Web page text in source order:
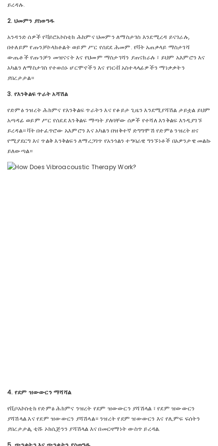
ይረዳሉ.
2. ህመምን ያስወግዱ
አንዳንድ ሰዎች የቫይሮአኮስቲክ ሕክምና ህመምን ለማስታገስ እንደሚረዳ ይናገራሉ,
በተለይም የጡንቻኮላክቶልት ወይም ሥር የሰደደ ሕመም. የቫት አጠቃላይ ማስታገሻ
ውጤቶች የጡንቻን መዝናናት እና የህመም ማስታገሻን ያጠናክራሉ ፣ ይህም አእምሮን እና
አካልን ለማስታገስ የተወሰኑ ሆርሞኖችን እና የነርቭ አስተላላፊዎችን ማነቃቃትን
ያበረታታል።
3. የእንቅልፍ ጥራት አሻሽል
የድምፅ ንዝረት ሕክምና የእንቅልፍ ጥራትን እና የቆይታ ጊዜን እንደሚያሻሽል ታይቷል ይህም
አጣዳፊ ወይም ሥር የሰደደ እንቅልፍ ማጣት ያለባቸው ሰዎች የተሻለ እንቅልፍ እንዲያገኙ
ይረዳል። ቫት በተፈጥሮው አእምሮን እና አካልን በዝቅተኛ ድግግሞሽ የድምፅ ንዝረት ዘና
የሚያደርግ እና ጥልቅ እንቅልፍን ለማረጋገጥ የአንጎልን ተግባራዊ ግንኙነቶች በአዎንታዊ መልኩ
ይለውጣል።
4. የደም ዝውውርን ማሻሻል
የቪቦአኮስቲክ የድምፅ ሕክምና ንዝረት የደም ዝውውርን ያሻሽላል ፣ የደም ዝውውርን
ያሻሽላል እና የደም ዝውውርን ያሻሽላል። ንዝረት የደም ዝውውርን እና የሊምፍ ፍሰትን
ያበረታታል, ቲሹ ኦክሲጅንን ያሻሽላል እና በመርዛማነት ውስጥ ይረዳል.